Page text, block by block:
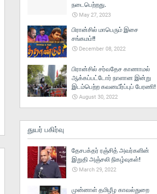
நடைபெற்றது.
May 27, 2023
பிரான்சில் மாபெரும் இசை
சங்கமம்!!
December 08, 2022
பிரான்சில் சர்வதேச காணாமல்
ஆக்கப்பட்டோர் நாளான இன்று
இடம்பெற்ற கவனயீர்ப்புப் பேரணி!
August 30, 2022
துயர் பகிர்வு
தேசபக்தர் ரஞ்சித் அவர்களின்
இறுதி அஞ்சலி நிகழ்வுகள்!
March 29, 2022
முன்னாள் தமிழீழ காவல்துறை